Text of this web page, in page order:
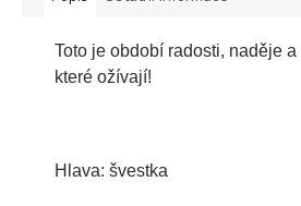
Toto je období radosti, naděje a
které ožívají!
Hlava: švestka